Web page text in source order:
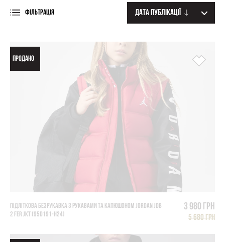
ФІЛЬТРАЦІЯ Дата публікації
ПРОДАНО
ПІДЛІТКОВА БЕЗРУКАВКА З РУКАВАМИ ТА КАПЮШОНОМ JORDAN JDB
2 FER JKT (95D191-H24)
3 980 грн
5 680 грн